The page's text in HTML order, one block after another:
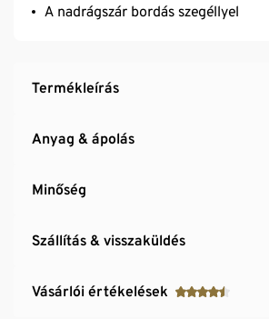
A nadrágszár bordás szegéllyel
Termékleírás
Anyag & ápolás
Minőség
Szállítás & visszaküldés
Vásárlói értékelések